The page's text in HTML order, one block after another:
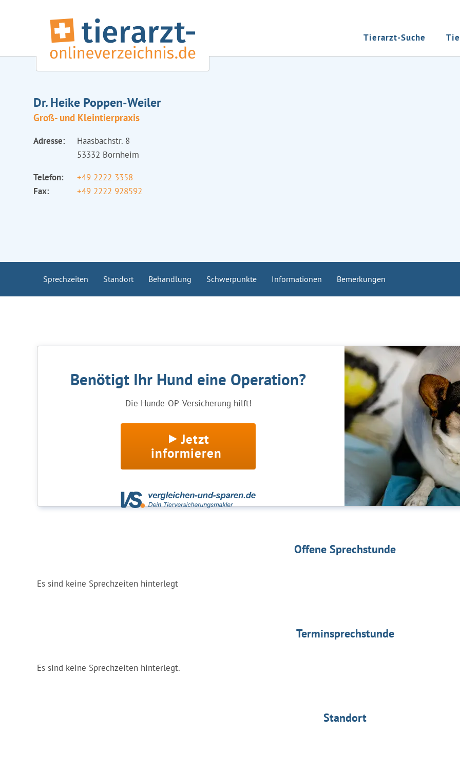
Tierarzt-Suche
Dr. Heike Poppen-Weiler
Groß- und Kleintierpraxis
Adresse:
Haasbachstr. 8
53332 Bornheim
Telefon:
+49 2222 3358
Fax:
+49 2222 928592
Sprechzeiten Standort Behandlung Schwerpunkte Informationen Bemerkungen
Benötigt Ihr Hund eine Operation?
Die Hunde-OP-Versicherung hilft!
Jetzt
informieren
Offene Sprechstunde
Es sind keine Sprechzeiten hinterlegt
Terminsprechstunde
Es sind keine Sprechzeiten hinterlegt.
Standort